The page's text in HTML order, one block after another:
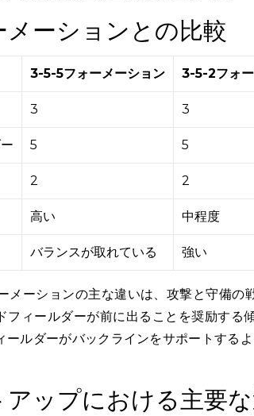
メーションとの比較
3-5-5フォーメーション 3-5-2フォ
3 3
5 5
2 2
高い 中程度
バランスが取れている 強い
メーションの主な違いは、攻撃と守備の
フィールダーが前に出ることを奨励する
ールダーがバックラインをサポートする
アップにおける主要